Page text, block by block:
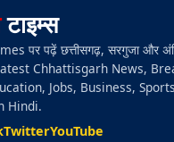
टाइम्स
पर पढ़ें छत्तीसगढ़, सरगुजा और
Chhattisgarh News,
Jobs, Business,
Hindi.
TwitterYouTube